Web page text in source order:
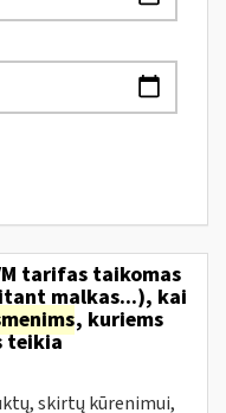
tarifas taikomas
malkas...), kai
, kuriems
teikia
skirtų kūrenimui,